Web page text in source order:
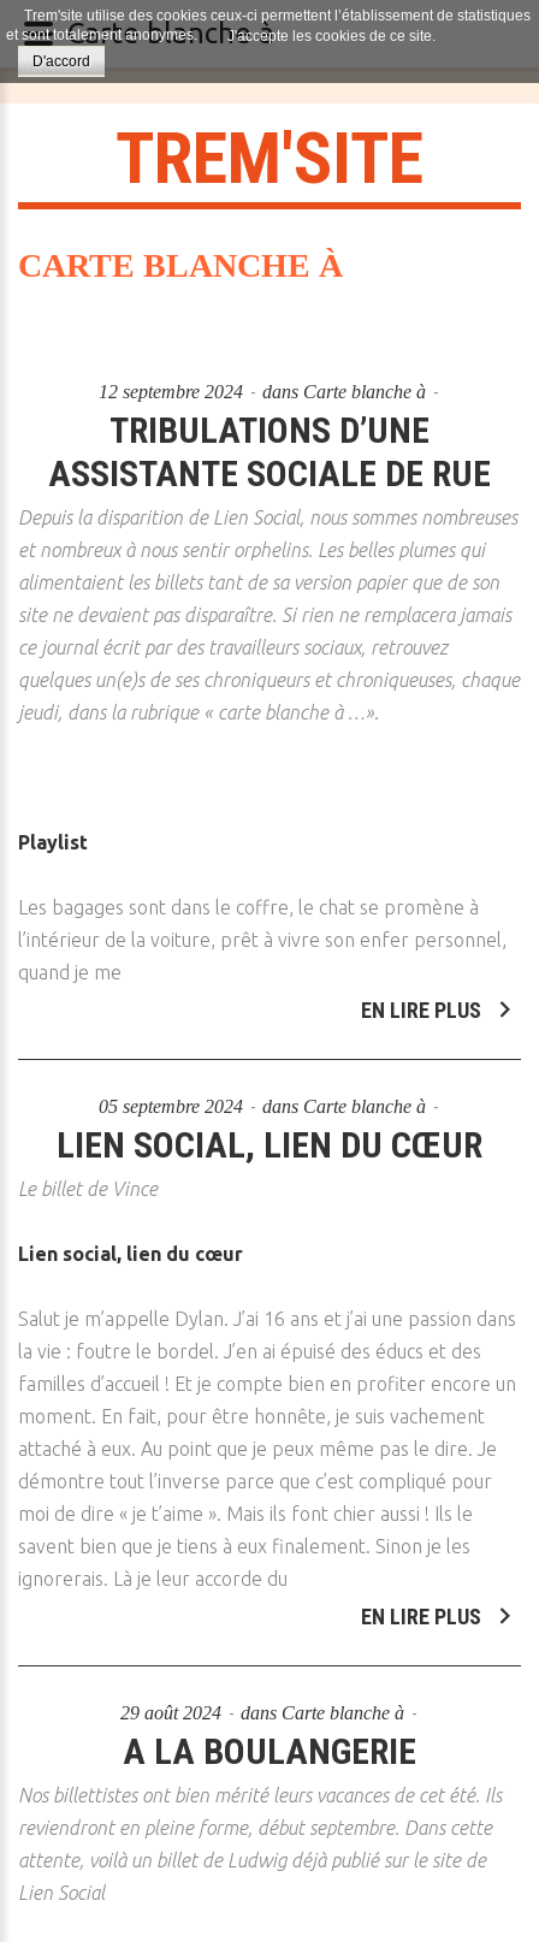
TREM'SITE
CARTE BLANCHE À
12 septembre 2024 dans Carte blanche à
TRIBULATIONS D’UNE
ASSISTANTE SOCIALE DE RUE
Depuis la disparition de Lien Social, nous sommes nombreuses
et nombreux à nous sentir orphelins. Les belles plumes qui
alimentaient les billets tant de sa version papier que de son
site ne devaient pas disparaître. Si rien ne remplacera jamais
ce journal écrit par des travailleurs sociaux, retrouvez
quelques un(e)s de ses chroniqueurs et chroniqueuses, chaque
jeudi, dans la rubrique « carte blanche à …».
Playlist
Les bagages sont dans le coffre, le chat se promène à
l’intérieur de la voiture, prêt à vivre son enfer personnel,
quand je me
EN LIRE PLUS
05 septembre 2024 dans Carte blanche à
LIEN SOCIAL, LIEN DU CŒUR
Le billet de Vince
Lien social, lien du cœur
Salut je m’appelle Dylan. J’ai 16 ans et j’ai une passion dans
la vie : foutre le bordel. J’en ai épuisé des éducs et des
familles d’accueil ! Et je compte bien en profiter encore un
moment. En fait, pour être honnête, je suis vachement
attaché à eux. Au point que je peux même pas le dire. Je
démontre tout l’inverse parce que c’est compliqué pour
moi de dire « je t’aime ». Mais ils font chier aussi ! Ils le
savent bien que je tiens à eux finalement. Sinon je les
ignorerais. Là je leur accorde du
EN LIRE PLUS
29 août 2024 dans Carte blanche à
A LA BOULANGERIE
Nos billettistes ont bien mérité leurs vacances de cet été. Ils
reviendront en pleine forme, début septembre. Dans cette
attente, voilà un billet de Ludwig déjà publié sur le site de
Lien Social
Trem'site utilise des cookies ceux-ci permettent l’établissement de statistiques
et sont totalement anonymes.
J'accepte les cookies de ce site.
D'accord
Carte blanche à